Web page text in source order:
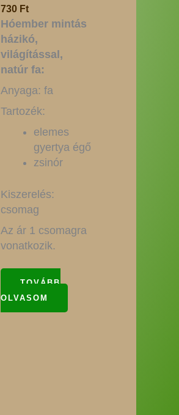
730 Ft
Hóember mintás
házikó,
világítással,
natúr fa:
Anyaga: fa
Tartozék:
elemes
gyertya égő
zsinór
Kiszerelés:
csomag
Az ár 1 csomagra
vonatkozik.
TOVÁBB
OLVASOM